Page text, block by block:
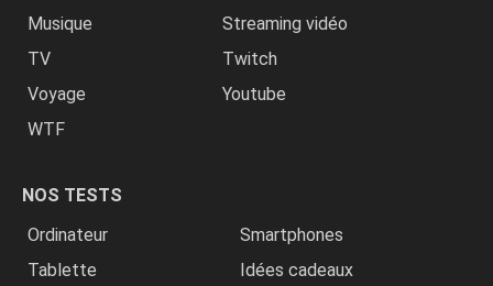
Musique
Streaming vidéo
TV
Twitch
Voyage
Youtube
WTF
NOS TESTS
Ordinateur
Smartphones
Tablette
Idées cadeaux